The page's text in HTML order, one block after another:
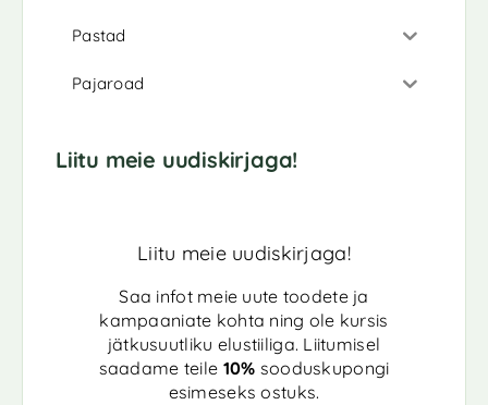
Pastad
Pajaroad
Liitu meie uudiskirjaga!
Liitu meie uudiskirjaga!
Saa infot meie uute toodete ja
kampaaniate kohta ning ole kursis
jätkusuutliku elustiiliga. Liitumisel
saadame teile 10% sooduskupongi
esimeseks ostuks.